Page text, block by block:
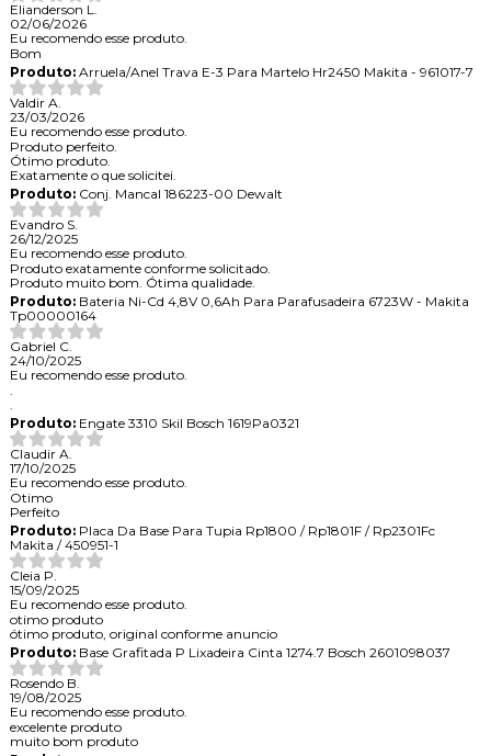
Elianderson L.
02/06/2026
Eu recomendo esse produto.
Bom
Produto:Arruela/Anel Trava E-3 Para Martelo Hr2450 Makita - 961017-7
Valdir A.
23/03/2026
Eu recomendo esse produto.
Produto perfeito.
Ótimo produto.
Exatamente o que solicitei.
Produto:Conj. Mancal 186223-00 Dewalt
Evandro S.
26/12/2025
Eu recomendo esse produto.
Produto exatamente conforme solicitado.
Produto muito bom. Ótima qualidade.
Produto:Bateria Ni-Cd 4,8V 0,6Ah Para Parafusadeira 6723W - Makita
Tp00000164
Gabriel C.
24/10/2025
Eu recomendo esse produto.
.
.
Produto:Engate 3310 Skil Bosch 1619Pa0321
Claudir A.
17/10/2025
Eu recomendo esse produto.
Otimo
Perfeito
Produto:Placa Da Base Para Tupia Rp1800 / Rp1801F / Rp2301Fc
Makita / 450951-1
Cleia P.
15/09/2025
Eu recomendo esse produto.
otimo produto
ótimo produto, original conforme anuncio
Produto:Base Grafitada P Lixadeira Cinta 1274.7 Bosch 2601098037
Rosendo B.
19/08/2025
Eu recomendo esse produto.
excelente produto
muito bom produto